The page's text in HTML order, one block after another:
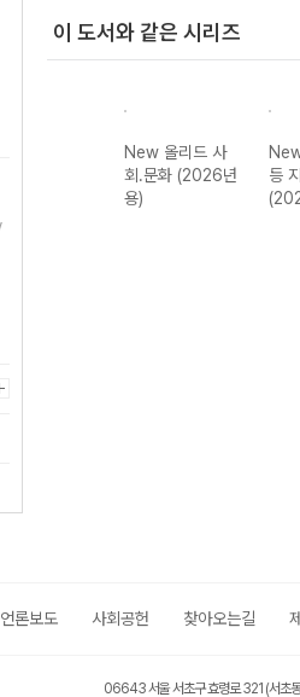
이 도서와 같은 시리즈
New 올리드 사
회.문화 (2026년
용)
등
언론보도 사회공헌 찾아오는길
06643 서울 서초구 효령로 321 (서초